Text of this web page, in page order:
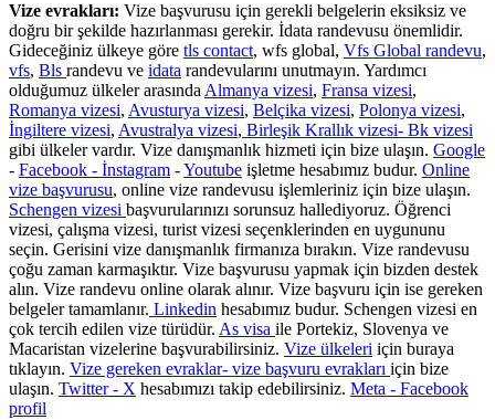
Vize evrakları: Vize başvurusu için gerekli belgelerin eksiksiz ve
doğru bir şekilde hazırlanması gerekir. İdata randevusu önemlidir.
Gideceğiniz ülkeye göre tls contact, wfs global, Vfs Global randevu,
vfs, Bls randevu ve idata randevularını unutmayın. Yardımcı
olduğumuz ülkeler arasında Almanya vizesi, Fransa vizesi,
Romanya vizesi, Avusturya vizesi, Belçika vizesi, Polonya vizesi,
İngiltere vizesi, Avustralya vizesi, Birleşik Krallık vizesi- Bk vizesi
gibi ülkeler vardır. Vize danışmanlık hizmeti için bize ulaşın. Google
- Facebook - İnstagram -Youtube işletme hesabımız budur. Online
vize başvurusu, online vize randevusu işlemleriniz için bize ulaşın.
Schengen vizesi başvurularınızı sorunsuz hallediyoruz. Öğrenci
vizesi, çalışma vizesi, turist vizesi seçenklerinden en uygununu
seçin. Gerisini vize danışmanlık firmanıza bırakın. Vize randevusu
çoğu zaman karmaşıktır. Vize başvurusu yapmak için bizden destek
alın. Vize randevu online olarak alınır. Vize başvuru için ise gereken
belgeler tamamlanır. Linkedin hesabımız budur. Schengen vizesi en
çok tercih edilen vize türüdür. As visa ile Portekiz, Slovenya ve
Macaristan vizelerine başvurabilirsiniz. Vize ülkeleri için buraya
tıklayın. Vize gereken evraklar- vize başvuru evrakları için bize
ulaşın. Twitter - X hesabımızı takip edebilirsiniz. Meta - Facebook
profil